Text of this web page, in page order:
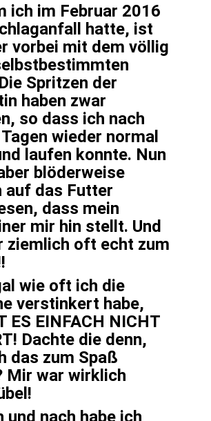
ich im Februar 2016
hatte, ist
vorbei mit dem völlig
Spritzen der
haben zwar
so dass ich nach
wieder normal
laufen konnte. Nun
blöderweise
auf das Futter
dass mein
mir hin stellt. Und
ziemlich oft echt zum
wie oft ich die
verstinkert habe,
ES EINFACH NICHT
Dachte die denn,
das zum Spaß
Mir war wirklich
und nach habe ich